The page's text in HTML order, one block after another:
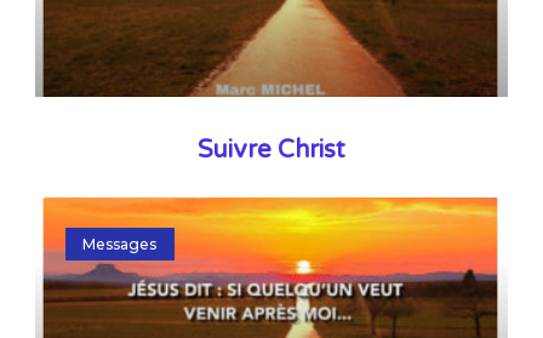
Suivre Christ
Messages